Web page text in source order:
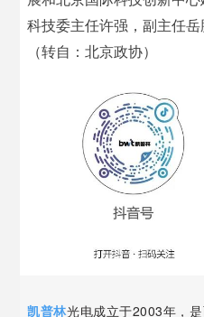
科技委主任许强，副主任岳
（转自：北京政协）
凯普林光电成立于2003年，